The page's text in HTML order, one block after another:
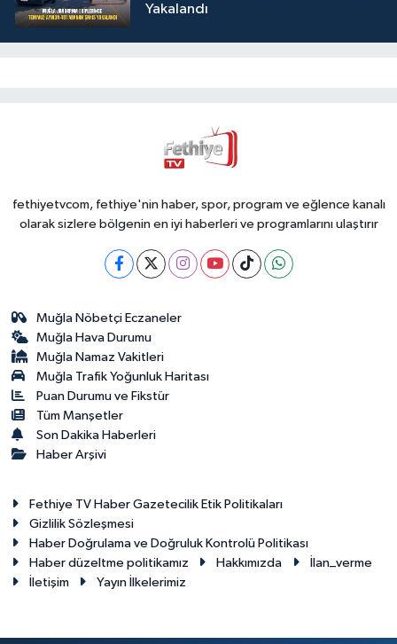
Yakalandı
fethiyetvcom, fethiye'nin haber, spor, program ve eğlence kanalı
olarak sizlere bölgenin en iyi haberleri ve programlarını ulaştırır
Muğla Nöbetçi Eczaneler
Muğla Hava Durumu
Muğla Namaz Vakitleri
Muğla Trafik Yoğunluk Haritası
Puan Durumu ve Fikstür
Tüm Manşetler
Son Dakika Haberleri
Haber Arşivi
Fethiye TV Haber Gazetecilik Etik Politikaları
Gizlilik Sözleşmesi
Haber Doğrulama ve Doğruluk Kontrolü Politikası
Haber düzeltme politikamız
Hakkımızda
İlan_verme
İletişim
Yayın İlkelerimiz